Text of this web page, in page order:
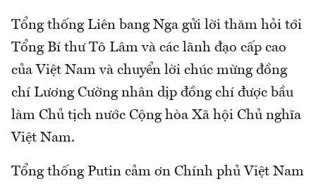
Tổng thống Liên bang Nga gửi lời thăm hỏi tới
Tổng Bí thư Tô Lâm và các lãnh đạo cấp cao
của Việt Nam và chuyển lời chúc mừng đồng
chí Lương Cường nhân dịp đồng chí được bầu
làm Chủ tịch nước Cộng hòa Xã hội Chủ nghĩa
Việt Nam.
Tổng thống Putin cảm ơn Chính phủ Việt Nam